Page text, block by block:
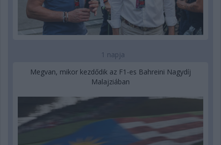
1 napja
Megvan, mikor kezdődik az F1-es Bahreini Nagydíj
Malajziában